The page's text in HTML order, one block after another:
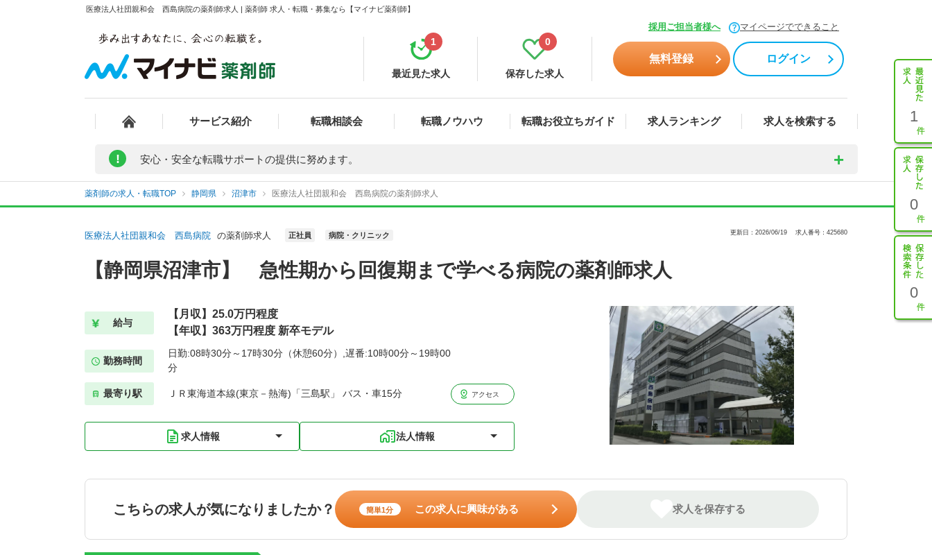
医療法人社団親和会 西島病院の薬剤師求人 | 薬剤師 求人・転職・募集なら【マイナビ薬剤師】
採用ご担当者様へ マイページでできること
最近見た求人
1
保存した求人
0
無料登録 ログイン
サービス紹介 転職相談会 転職ノウハウ 転職お役立ちガイド 求人ランキング 求人を検索する 1
0
0
! 安心・安全な転職サポートの提供に努めます。
薬剤師の求人・転職TOP 静岡県 沼津市 医療法人社団親和会 西島病院の薬剤師求人
医療法人社団親和会 西島病院 の薬剤師求人 正社員 病院・クリニック 更新日：2026/06/19 求人番号：425680
【静岡県沼津市】 急性期から回復期まで学べる病院の薬剤師求人
給与
【月収】25.0万円程度
【年収】363万円程度 新卒モデル
勤務時間
日勤:08時30分～17時30分（休憩60分）,遅番:10時00分～19時00
分
最寄り駅 ＪＲ東海道本線(東京－熱海)「三島駅」 バス・車15分 アクセス
求人情報 法人情報
こちらの求人が気になりましたか？ 簡単1分 この求人に興味がある 求人を保存する